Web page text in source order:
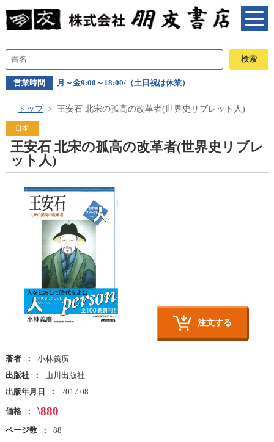
営業時間 月～金9:00～18:00/（土日祝は休業）
トップ 王安石 北宋の孤高の改革者(世界史リブレット人)
日本
王安石 北宋の孤高の改革者(世界史リブレ
ット人)
注文する
著者
小林義廣
出版社
山川出版社
出版年月日
2017.08
価格 \880
ページ数
88